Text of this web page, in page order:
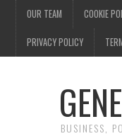
OUR TEAM COOKIE
PRIVACY POLICY
BUSINESS,